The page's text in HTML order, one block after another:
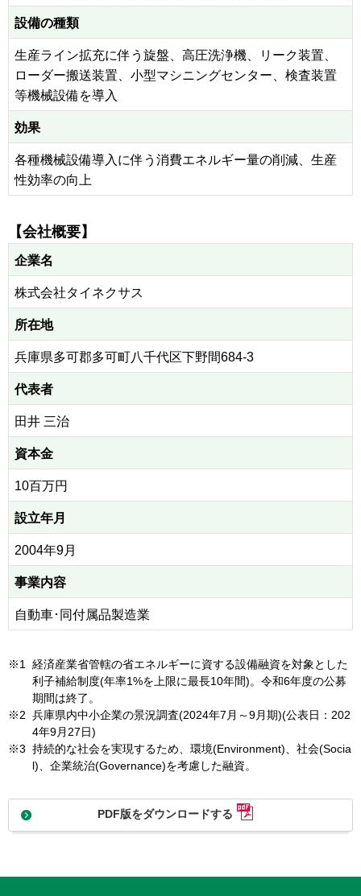
設備の種類
生産ライン拡充に伴う旋盤、高圧洗浄機、リーク装置、
ローダー搬送装置、小型マシニングセンター、検査装置
等機械設備を導入
効果
各種機械設備導入に伴う消費エネルギー量の削減、生産
性効率の向上
【会社概要】
企業名
株式会社タイネクサス
所在地
兵庫県多可郡多可町八千代区下野間684-3
代表者
田井 三治
資本金
10百万円
設立年月
2004年9月
事業内容
自動車･同付属品製造業
※1
経済産業省管轄の省エネルギーに資する設備融資を対象とした
利子補給制度(年率1%を上限に最長10年間)。令和6年度の公募
期間は終了。
※2 兵庫県内中小企業の景況調査(2024年7月～9月期)(公表日：202
4年9月27日)
※3 持続的な社会を実現するため、環境(Environment)、社会(Socia
l)、企業統治(Governance)を考慮した融資。
PDF版をダウンロードする